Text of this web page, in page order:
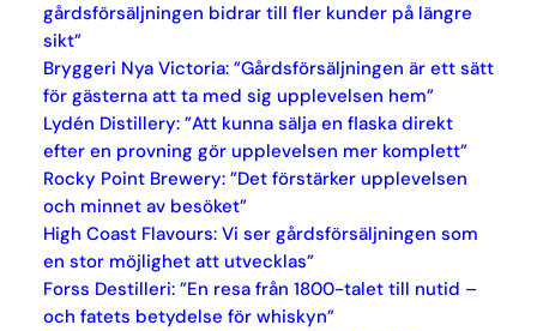
gårdsförsäljningen bidrar till fler kunder på längre
sikt”
Bryggeri Nya Victoria: ”Gårdsförsäljningen är ett sätt
för gästerna att ta med sig upplevelsen hem”
Lydén Distillery: ”Att kunna sälja en flaska direkt
efter en provning gör upplevelsen mer komplett”
Rocky Point Brewery: ”Det förstärker upplevelsen
och minnet av besöket”
High Coast Flavours: Vi ser gårdsförsäljningen som
en stor möjlighet att utvecklas”
Forss Destilleri: ”En resa från 1800-talet till nutid –
och fatets betydelse för whiskyn”